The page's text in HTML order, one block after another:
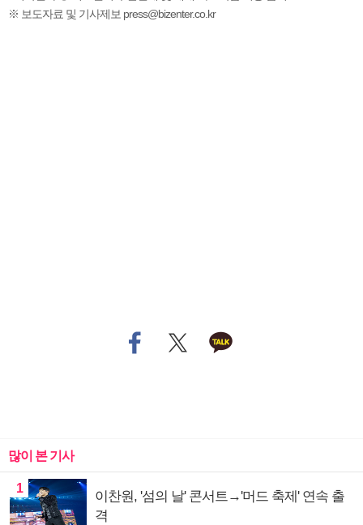
※ 보도자료 및 기사제보 press@bizenter.co.kr
많이 본 기사
1
이찬원, '섬의 날' 콘서트→'머드 축제' 연속 출
격